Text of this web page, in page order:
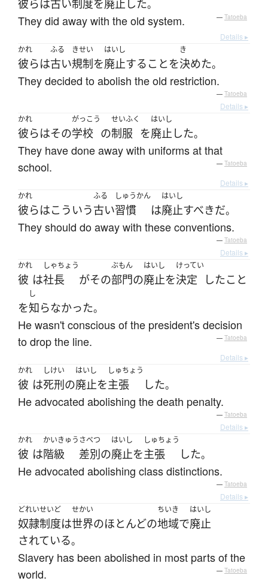
彼らは古い制度を廃止 した。
They did away with the old system. — Tatoeba
Details ▸
かれ
彼らは
ふる
古い
きせい
規制を
はいし
廃止する ことを
き
決めた。
They decided to abolish the old restriction.
— Tatoeba
Details ▸
かれ
彼らはその
がっこう
学校 の
せいふく
制服 を
はいし
廃止 した。
They have done away with uniforms at that
school.
— Tatoeba
Details ▸
かれ
彼らはこういう
ふる
古い
しゅうかん
習慣 は
はいし
廃止すべきだ。
They should do away with these conventions.
— Tatoeba
Details ▸
かれ
彼 は
しゃちょう
社長 がその
ぶもん
部門の
はいし
廃止を
けってい
決定 したこと
を
し
知らなかった。
He wasn't conscious of the president's decision
to drop the line.
— Tatoeba
Details ▸
かれ
彼 は
しけい
死刑の
はいし
廃止を
しゅちょう
主張 した。
He advocated abolishing the death penalty.
— Tatoeba
Details ▸
かれ
彼 は
かいきゅう
階級
さべつ
差別の
はいし
廃止を
しゅちょう
主張 した。
He advocated abolishing class distinctions.
— Tatoeba
Details ▸
どれいせいど
奴隷制度は
せかい
世界のほとんどの
ちいき
地域で
はいし
廃止
されている。
Slavery has been abolished in most parts of the
world.
— Tatoeba